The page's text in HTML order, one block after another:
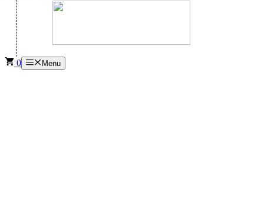
0 Menu